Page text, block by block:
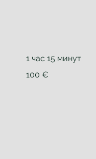
1 час 15 минут
евро
100 €